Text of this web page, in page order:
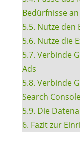
Bedürfnisse an
5.5. Nutze
5.6. Nutze die
5.7. Verbinde
Ads
5.8. Verbinde
Search Console
5.9. Die
6. Fazit zur